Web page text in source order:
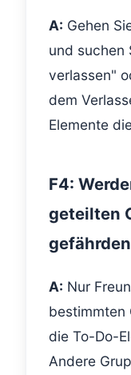
A: Gehen
und suchen
verlassen"
dem
Elemente
F4:
geteilten
A: Nur
bestimmten
die To-Do-
Andere